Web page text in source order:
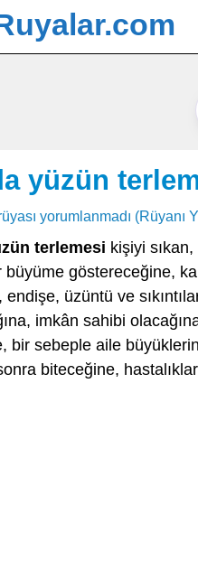
yüzün
yorumlanmadı (Rüyanı
terlemesi kişiyi
göstereceğine,
endişe, üzüntü ve
imkân sahibi
bir sebeple aile
biteceğine,